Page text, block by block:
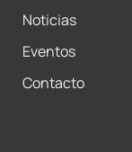
Noticias
Eventos
Contacto